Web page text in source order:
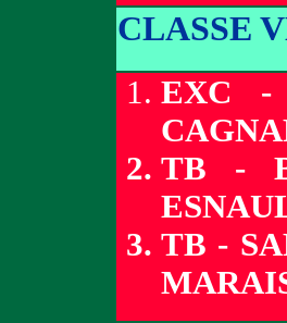
CLASSE
EXC -
TB -
TB -